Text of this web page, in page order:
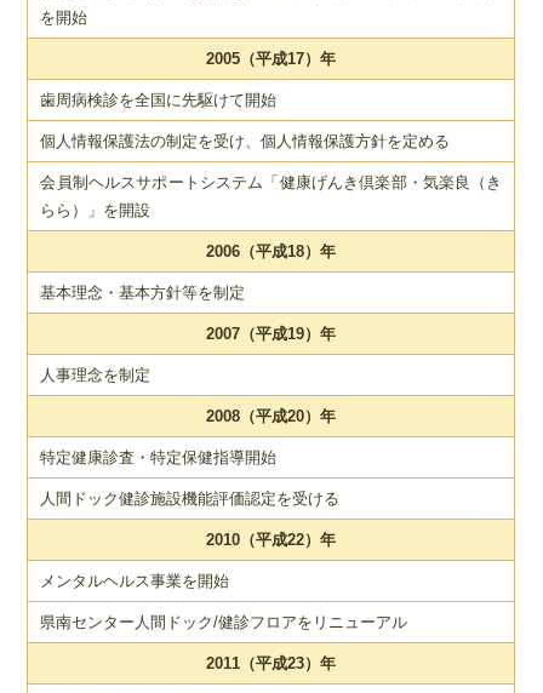
を開始
2005（平成17）年
歯周病検診を全国に先駆けて開始
個人情報保護法の制定を受け、個人情報保護方針を定める
会員制ヘルスサポートシステム「健康げんき倶楽部・気楽良（き
らら）」を開設
2006（平成18）年
基本理念・基本方針等を制定
2007（平成19）年
人事理念を制定
2008（平成20）年
特定健康診査・特定保健指導開始
人間ドック健診施設機能評価認定を受ける
2010（平成22）年
メンタルヘルス事業を開始
県南センター人間ドック/健診フロアをリニューアル
2011（平成23）年